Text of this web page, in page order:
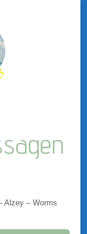
Alzey – Worms